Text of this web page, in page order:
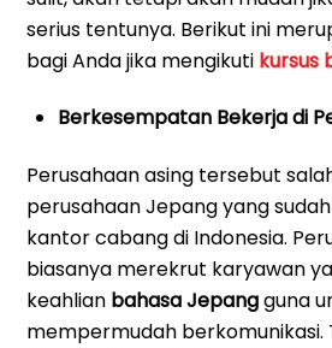
serius tentunya. Berikut ini
bagi Anda jika mengikuti kursus
Berkesempatan Bekerja di
Perusahaan asing tersebut
perusahaan Jepang yang
kantor cabang di Indonesia.
biasanya merekrut karyawan
keahlian bahasa Jepangguna
mempermudah berkomunikasi.